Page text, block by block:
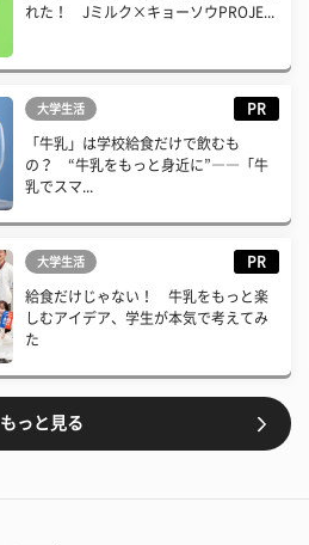
れた！ Jミルク×キョーソウPROJE...
大学生活 PR
「牛乳」は学校給食だけで飲むも
の？ “牛乳をもっと身近に”――「牛
乳でスマ...
大学生活 PR
給食だけじゃない！ 牛乳をもっと楽
しむアイデア、学生が本気で考えてみ
た
もっと見る